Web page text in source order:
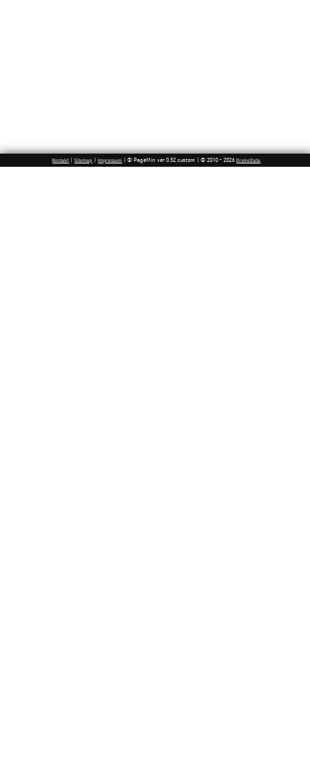
Kontakt |Sitemap |Impressum | © PageMin ver 0.52 custom | © 2010 - 2026DrakeData